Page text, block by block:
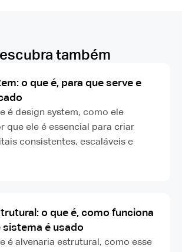
também
o que é, para que serve e
é design system, como ele
que ele é essencial para criar
consistentes, escaláveis e
o que é, como funciona
sistema é usado
é alvenaria estrutural, como esse